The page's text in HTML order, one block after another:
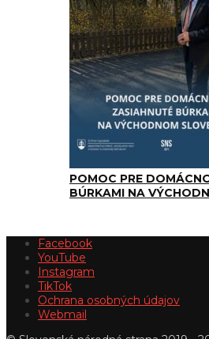
POMOC PRE
BÚRKAMI NA
Facebook
YouTube
Instagram
TikTok
Ochrana osobných údajov
Webmail